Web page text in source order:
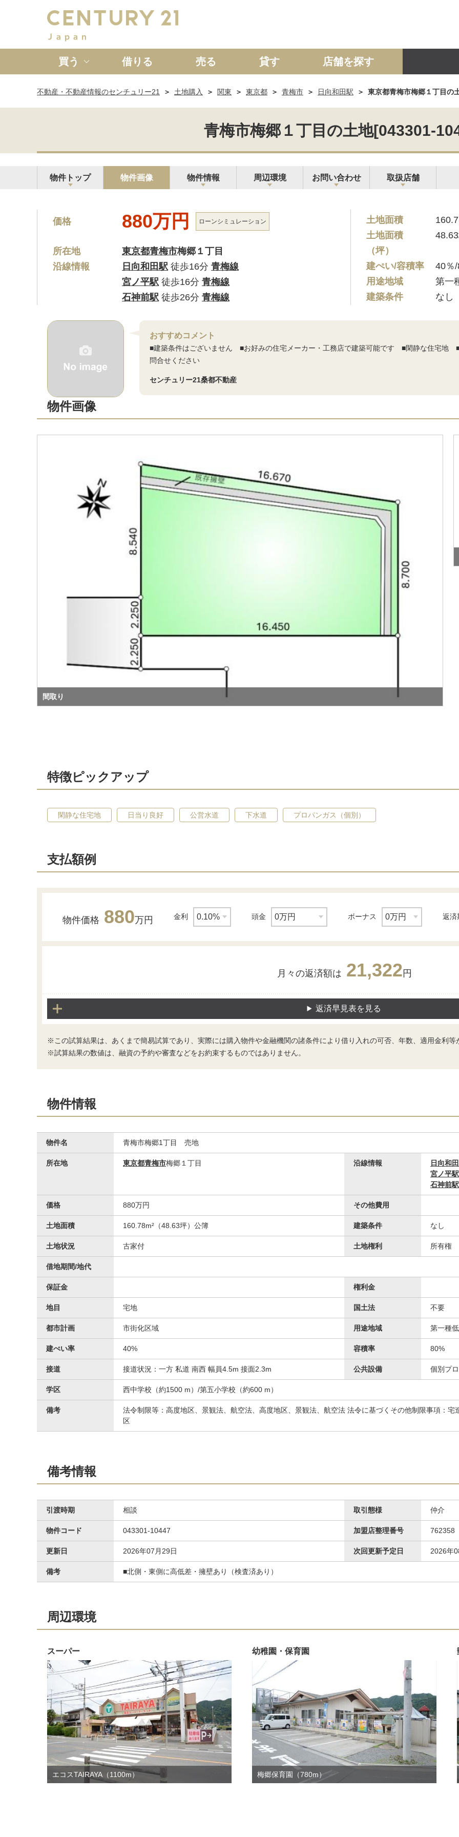
買う
新築一戸建て 中古一戸建て マンション 土地 事業投資用
借りる 売る 貸す 店舗を探す
不動産・不動産情報のセンチュリー21 土地購入 関東 東京都 青梅市 日向和田駅 東京都青梅市梅郷１丁目の
青梅市梅郷１丁目の土地[043301-
物件トップ 物件画像 物件情報 周辺環境 お問い合わせ 取扱店舗
価格 880万円 ローンシミュレーション
所在地 東京都青梅市梅郷１丁目
沿線情報
日向和田駅 徒歩16分 青梅線
宮ノ平駅 徒歩16分 青梅線
石神前駅 徒歩26分 青梅線
土地面積
土地面積
（坪）
建ぺい/容積率
40％
用途地域
第一
建築条件
なし
おすすめコメント
■建築条件はございません ■お好みの住宅メーカー・工務店で建築可能です ■閑静な住宅地
問合せください
センチュリー21桑都不動産
物件画像
間取り
特徴ピックアップ
閑静な住宅地 日当り良好 公営水道 下水道 プロパンガス（個別）
支払額例
物件価格 880万円 金利 頭金 ボーナス 返済
月々の返済額は 21,322円
返済早見表を見る
※この試算結果は、あくまで簡易試算であり、実際には購入物件や金融機関の諸条件により借り入れの可否、年数、適用金利
※試算結果の数値は、融資の予約や審査などをお約束するものではありません。
物件情報
物件名 青梅市梅郷1丁目 売地
所在地 東京都青梅市梅郷１丁目 沿線情報
日向和
宮ノ平駅
石神前駅
価格 880万円 その他費用
土地面積 160.78m²（48.63坪）公簿 建築条件 なし
土地状況 古家付 土地権利 所有権
借地期間/地代
保証金 権利金
地目 宅地 国土法 不要
都市計画 市街化区域 用途地域 第一種
建ぺい率 40% 容積率 80%
接道 接道状況：一方 私道 南西 幅員4.5m 接面2.3m 公共設備 個別プ
学区 西中学校（約1500 m）/第五小学校（約600 m）
備考
法令制限等：高度地区、景観法、航空法、高度地区、景観法、航空法 法令に基づくその他制限事項：
区
備考情報
引渡時期 相談 取引態様 仲介
物件コード 043301-10447 加盟店整理番号 762358
更新日 2026年07月29日 次回更新予定日 2026年
備考 ■北側・東側に高低差・擁壁あり（検査済あり）
周辺環境
スーパー
エコスTAIRAYA（1100m）
幼稚園・保育園
梅郷保育園（780m）